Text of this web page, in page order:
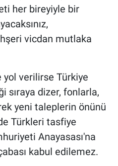
her bireyiyle bir
vicdan mutlaka
verilirse Türkiye
sıraya dizer, fonlarla,
yeni taleplerin önünü
Türkleri tasfiye
Anayasası'na
kabul edilemez.